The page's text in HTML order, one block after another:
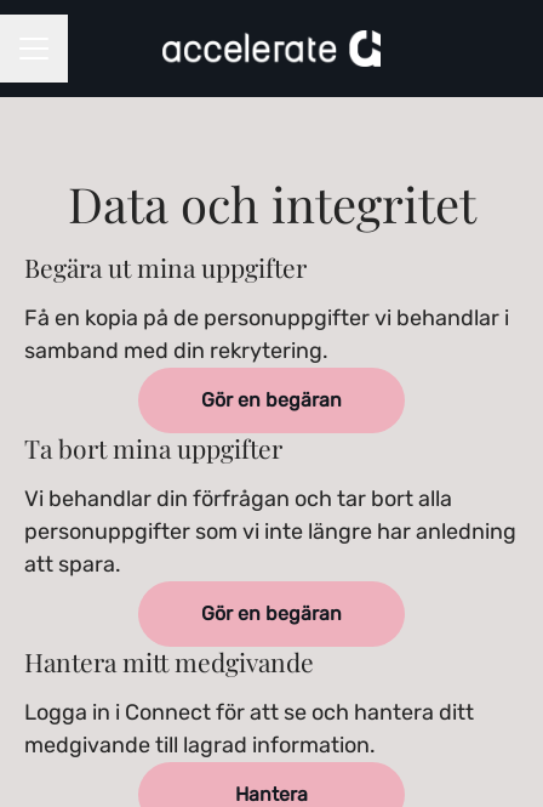
Data och integritet
Begära ut mina uppgifter
Få en kopia på de personuppgifter vi behandlar i
samband med din rekrytering.
Gör en begäran
Ta bort mina uppgifter
Vi behandlar din förfrågan och tar bort alla
personuppgifter som vi inte längre har anledning
att spara.
Gör en begäran
Hantera mitt medgivande
Logga in i Connect för att se och hantera ditt
medgivande till lagrad information.
Hantera